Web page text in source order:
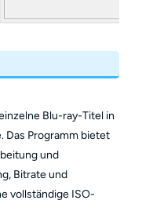
Blu-ray-Titel in
Das Programm bietet
und
Bitrate und
vollständige ISO-